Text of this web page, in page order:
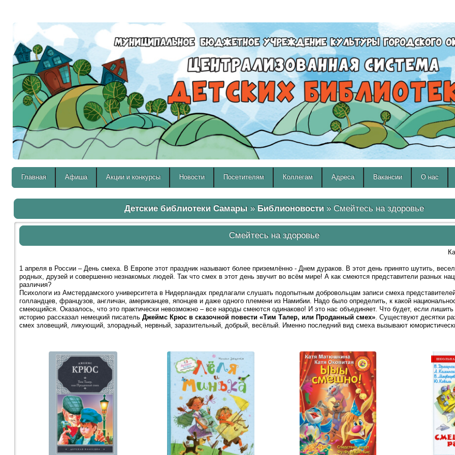
Главная Афиша Акции и конкурсы Новости Посетителям Коллегам Адреса Вакансии О нас
Детские библиотеки Самары » Библионовости» Смейтесь на здоровье
Смейтесь на здоровье
1 апреля в России – День смеха. В Европе этот праздник называют более приземлённо - Днем дураков. В этот день принято шутить,
родных, друзей и совершенно незнакомых людей. Так что смех в этот день звучит во всём мире! А как смеются представители разных
различия?
Психологи из Амстердамского университета в Нидерландах предлагали слушать подопытным добровольцам записи смеха
голландцев, французов, англичан, американцев, японцев и даже одного племени из Намибии. Надо было определить, к какой
смеющийся. Оказалось, что это практически невозможно – все народы смеются одинаково! И это нас объединяет. Что будет, если
историю рассказал немецкий писатель Джеймс Крюс в сказочной повести «Тим Талер, или Проданный смех». Существуют десятки
смех зловещий, ликующий, злорадный, нервный, заразительный, добрый, весёлый. Именно последний вид смеха вызывают